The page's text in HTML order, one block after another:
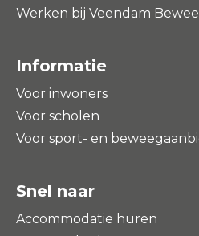
Werken bij Veendam
Informatie
Voor inwoners
Voor scholen
Voor sport- en
Snel naar
Accommodatie huren